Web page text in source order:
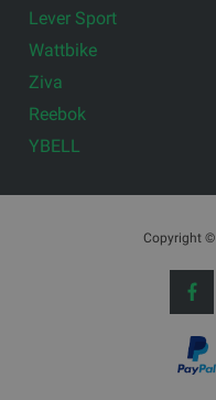
Lever Sport
Wattbike
Ziva
Reebok
YBELL
Copyright